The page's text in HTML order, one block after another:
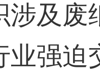
涉及废
业强迫